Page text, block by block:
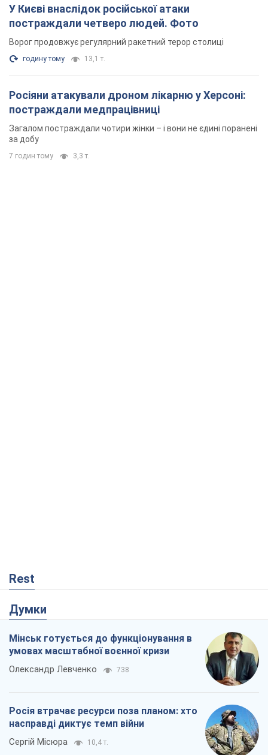
У Києві внаслідок російської атаки
постраждали четверо людей. Фото
Ворог продовжує регулярний ракетний терор столиці
годину тому 13,1 т.
Росіяни атакували дроном лікарню у Херсоні:
постраждали медпрацівниці
Загалом постраждали чотири жінки – і вони не єдині поранені
за добу
7 годин тому 3,3 т.
Rest
Думки
Мінськ готується до функціонування в
умовах масштабної воєнної кризи
Олександр Левченко 738
Росія втрачає ресурси поза планом: хто
насправді диктує темп війни
Сергій Місюра 10,4 т.